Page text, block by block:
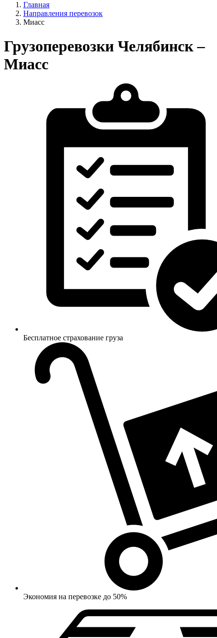
Главная
Направления перевозок
Миасс
Грузоперевозки Челябинск –
Миасс
Бесплатное страхование груза
Экономия на перевозке до 50%